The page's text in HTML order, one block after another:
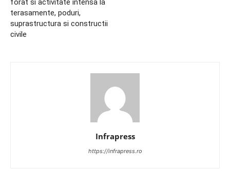
forat si activitate intensa la
terasamente, poduri,
suprastructura si constructii
civile
Infrapress
https://infrapress.ro